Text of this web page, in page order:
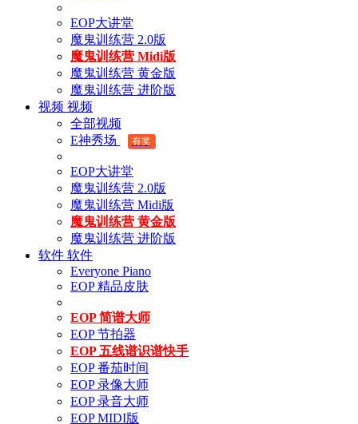
EOP大讲堂
魔鬼训练营 2.0版
魔鬼训练营 Midi版
魔鬼训练营 黄金版
魔鬼训练营 进阶版
视频 视频
全部视频
E神秀场
有奖
EOP大讲堂
魔鬼训练营 2.0版
魔鬼训练营 Midi版
魔鬼训练营 黄金版
魔鬼训练营 进阶版
软件 软件
Everyone Piano
EOP 精品皮肤
EOP 简谱大师
EOP 节拍器
EOP 五线谱识谱快手
EOP 番茄时间
EOP 录像大师
EOP 录音大师
EOP MIDI版